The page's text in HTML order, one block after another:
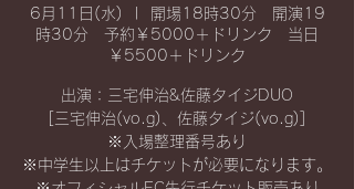
6月11日(水)
開場18時30分 開演19
時30分 予約￥5000＋ドリンク 当日
￥5500＋ドリンク
出演：三宅伸治&佐藤タイジDUO
[三宅伸治(vo.g)、佐藤タイジ(vo.g)]
※入場整理番号あり
※中学生以上はチケットが必要になります。